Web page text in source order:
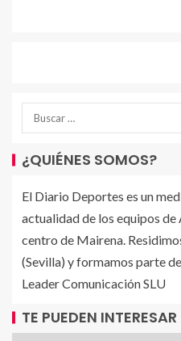
¿QUIÉNES SOMOS?
El Diario Deportes es un
actualidad de los equipos de
centro de Mairena.
(Sevilla) y formamos parte
Leader Comunicación SLU
TE PUEDEN INTERESAR